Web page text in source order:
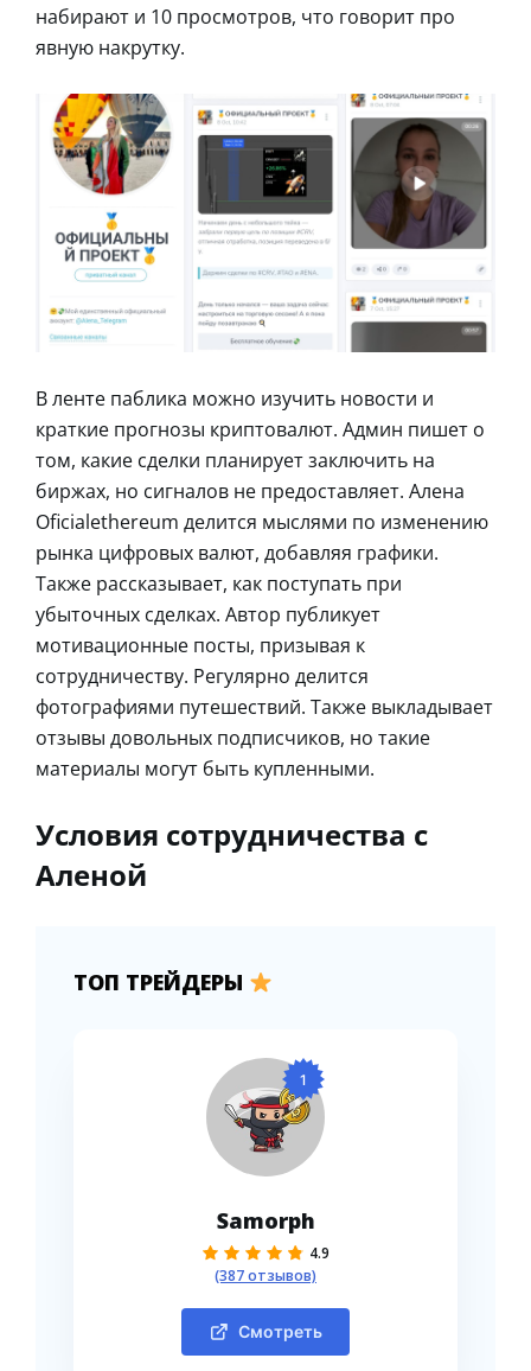
набирают и 10 просмотров, что говорит про
явную накрутку.
В ленте паблика можно изучить новости и
краткие прогнозы криптовалют. Админ пишет о
том, какие сделки планирует заключить на
биржах, но сигналов не предоставляет. Алена
Oficialethereum делится мыслями по изменению
рынка цифровых валют, добавляя графики.
Также рассказывает, как поступать при
убыточных сделках. Автор публикует
мотивационные посты, призывая к
сотрудничеству. Регулярно делится
фотографиями путешествий. Также выкладывает
отзывы довольных подписчиков, но такие
материалы могут быть купленными.
Условия сотрудничества с
Аленой
ТОП ТРЕЙДЕРЫ
1
Samorph
4.9
(387 отзывов)
Смотреть